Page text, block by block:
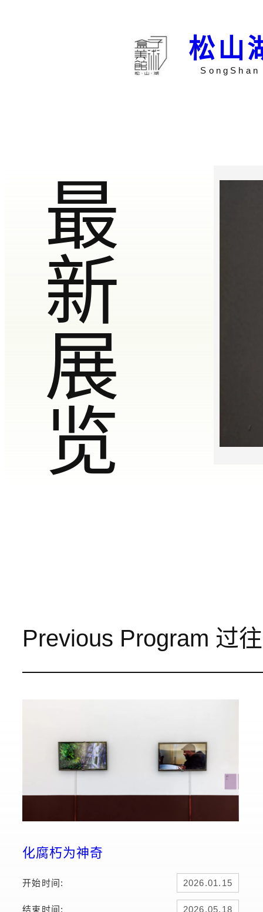
松山
最新展览
字象万千
2026.06.
10
Previous Program 过
化腐朽为神奇
开始时间: 2026.01.15
结束时间: 2026.05.18